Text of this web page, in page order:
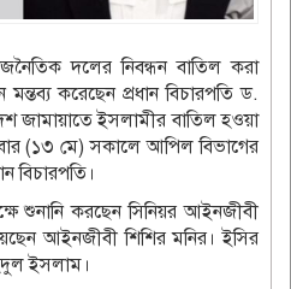
দলের নিবন্ধন বাতিল করা
করেছেন প্রধান বিচারপতি ড.
জামায়াতে ইসলামীর বাতিল হওয়া
(১৩ মে) সকালে আপিল বিভাগের
বিচারপতি।
শুনানি করছেন সিনিয়র আইনজীবী
আইনজীবী শিশির মনির। ইসির
ইসলাম।